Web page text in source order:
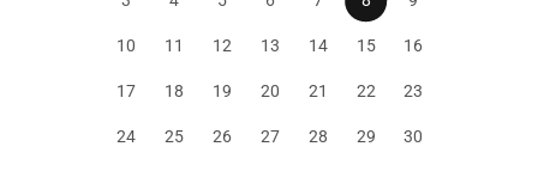
10 11 12 13 14 15 16
17 18 19 20 21 22 23
24 25 26 27 28 29 30